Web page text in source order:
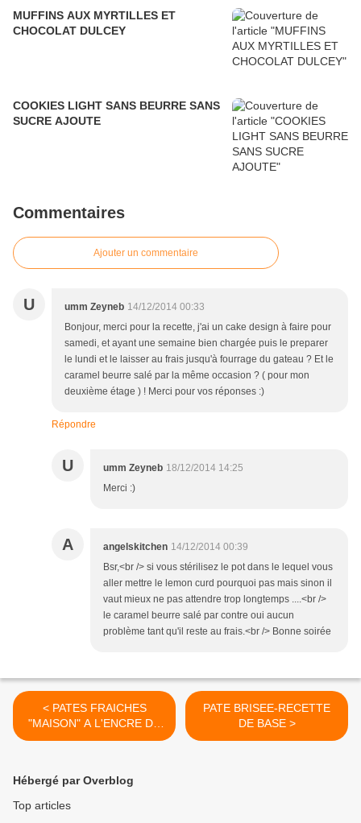
MUFFINS AUX MYRTILLES ET
CHOCOLAT DULCEY
COOKIES LIGHT SANS BEURRE SANS
SUCRE AJOUTE
Commentaires
Ajouter un commentaire
U umm Zeyneb 14/12/2014 00:33
Bonjour, merci pour la recette, j'ai un cake design à faire pour
samedi, et ayant une semaine bien chargée puis le preparer
le lundi et le laisser au frais jusqu'à fourrage du gateau ? Et le
caramel beurre salé par la même occasion ? ( pour mon
deuxième étage ) ! Merci pour vos réponses :)
Répondre
U umm Zeyneb 18/12/2014 14:25
Merci :)
A angelskitchen 14/12/2014 00:39
Bsr,<br /> si vous stérilisez le pot dans le lequel vous
aller mettre le lemon curd pourquoi pas mais sinon il
vaut mieux ne pas attendre trop longtemps ....<br />
le caramel beurre salé par contre oui aucun
problème tant qu'il reste au frais.<br /> Bonne soirée
< PATES FRAICHES
"MAISON" A L'ENCRE DE
SEICHE
PATE BRISEE-RECETTE
DE BASE >
Hébergé par Overblog
Top articles